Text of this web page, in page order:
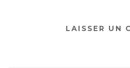
LAISSER UN